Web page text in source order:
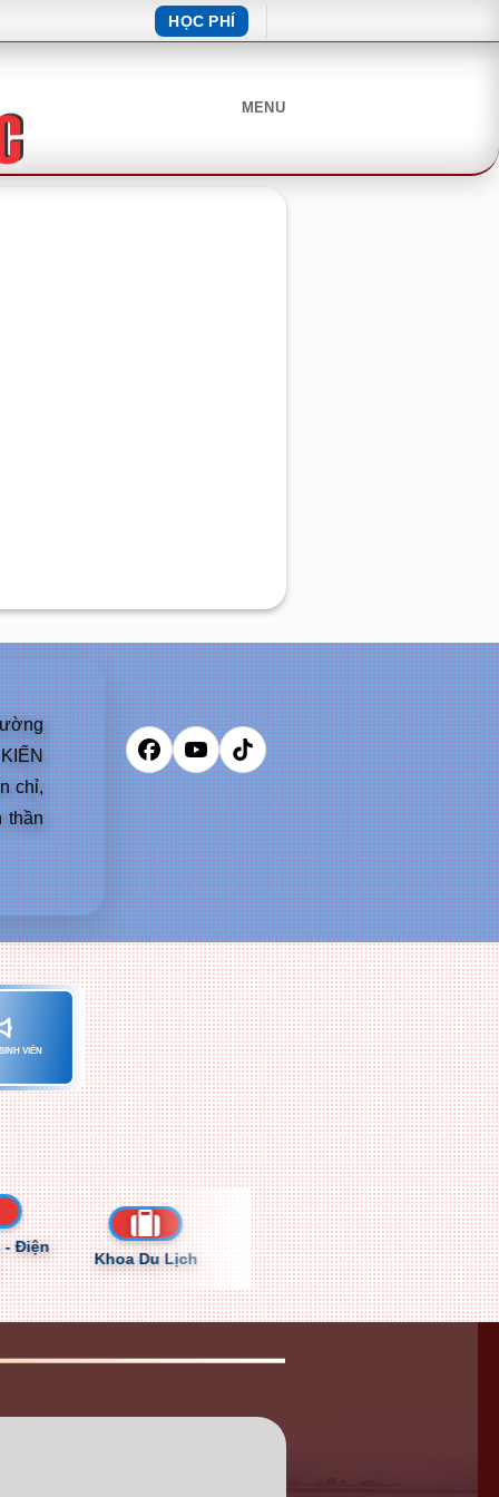
HỌC PHÍ
MENU
chỉ,
thần
01
+
NĂM
2012
2026
VIÊN
Khoa Du Lịch Khoa Cơ Khí Khoa CNTT